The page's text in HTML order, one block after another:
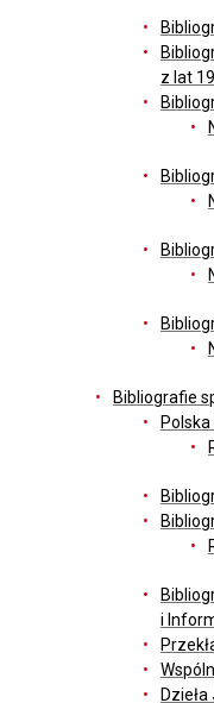
z lat
Bibliografie
i